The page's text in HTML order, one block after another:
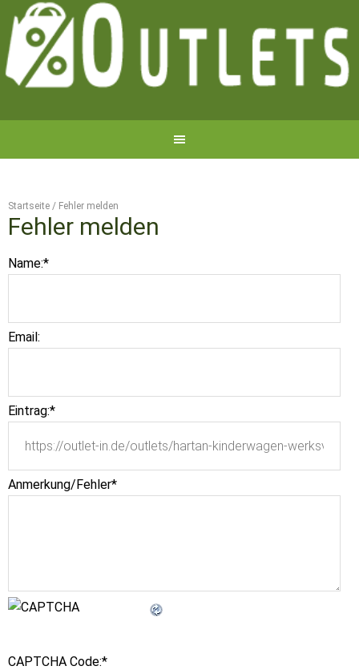
Startseite / Fehler melden
Fehler melden
Name:*
Email:
Eintrag:*
Anmerkung/Fehler*
CAPTCHA Code:*